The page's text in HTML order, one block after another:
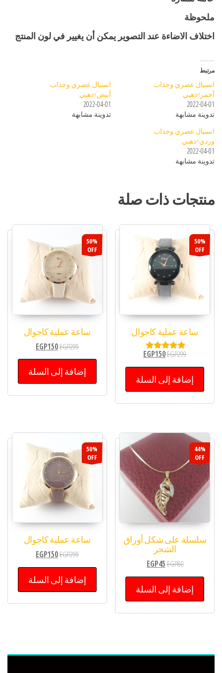
ملحوظة
اختلاف الاضاءة عند التصوير يمكن أن يغيير في لون المنتج
مرتبط
انسيال عصري وجذاب
أحمر×ذهبي
2022-04-01
تدوينة مشابهة
انسيال عصري وجذاب
أبيض×ذهبي
2022-04-01
تدوينة مشابهة
انسيال عصري وجذاب
وردي×ذهبي
2022-04-01
تدوينة مشابهة
منتجات ذات صلة
50%
OFF
ساعة عملية كاجوال
تم التقييم
EGP299
EGP150
إضافة إلى السلة
50%
OFF
ساعة عملية كاجوال
EGP299
EGP150
إضافة إلى السلة
44%
OFF
سلسلة على شكل أوراق
الشجر
EGP80
EGP45
إضافة إلى السلة
50%
OFF
ساعة عملية كاجوال
EGP299
EGP150
إضافة إلى السلة